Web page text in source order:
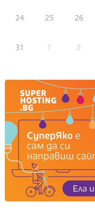
24 25 26
31 1 2